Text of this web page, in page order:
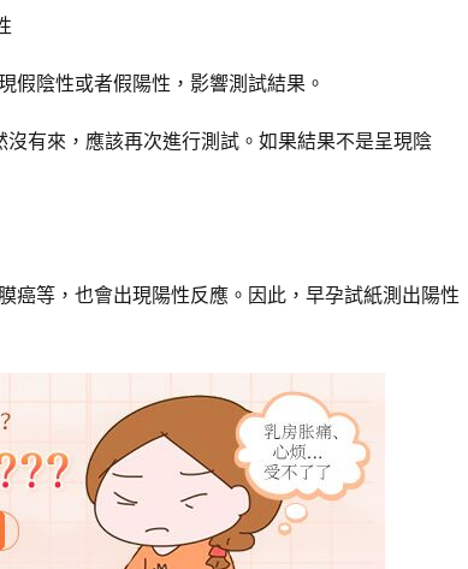
陰性或者假陽性，影響測試結果。
有來，應該再次進行測試。如果結果不是呈現陰
等，也會出現陽性反應。因此，早孕試紙測出陽性